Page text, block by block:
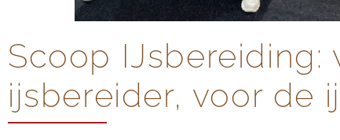
Scoop IJsbereiding:
ijsbereider, voor de